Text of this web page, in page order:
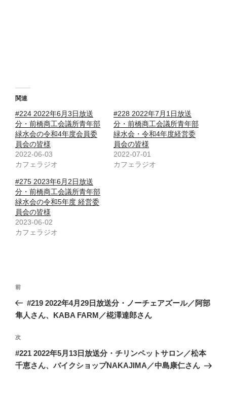
関連
#224 2022年6月3日放送
分・前橋商工会議所青年部
緑水会の令和4年度会員委
員会の皆様
2022-06-03
カフェラジオ
#228 2022年7月1日放送
分・前橋商工会議所青年部
緑水会・令和4年度経営委
員会の皆様
2022-07-01
カフェラジオ
#275 2023年6月2日放送
分・前橋商工会議所青年部
緑水会の令和5年度 経営委
員会の皆様
2023-06-02
カフェラジオ
投
ナ
ゲ
ー
シ
前
の
投
前
#219 2022年4月29日放送分・ノーチェアズール／阿部
隼人さん、KABA FARM／椛澤達郎さん
次
の
投
次
#221 2022年5月13日放送分・チリンペットサロン／松本
千恵さん、バイクショップNAKAJIMA／中島康仁さん